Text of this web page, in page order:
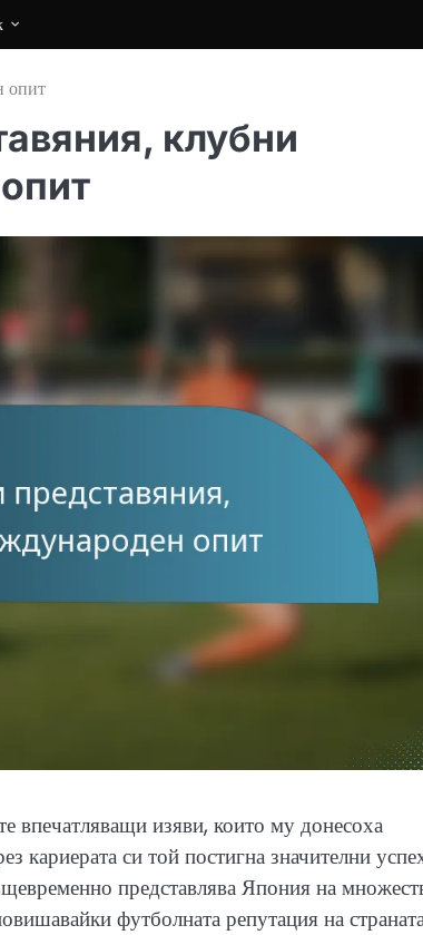
опит
клубни
впечатляващи изяви, които му донесоха
кариерата си той постигна значителни
представлява Япония на
футболната репутация на